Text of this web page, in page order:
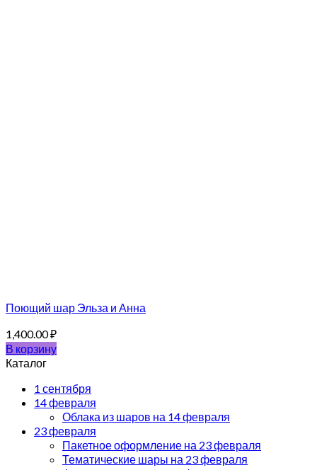
Поющий шар Эльза и Анна
1,400.00₽
В корзину
Каталог
1 сентября
14 февраля
Облака из шаров на 14 февраля
23 февраля
Пакетное оформление на 23 февраля
Тематические шары на 23 февраля